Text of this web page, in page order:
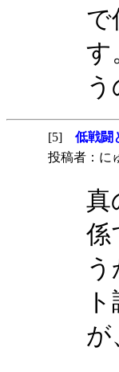
で
す
[5] 低戦闘
投稿者：
真
係
が